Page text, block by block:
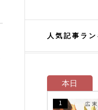
人気記事ラ
本日